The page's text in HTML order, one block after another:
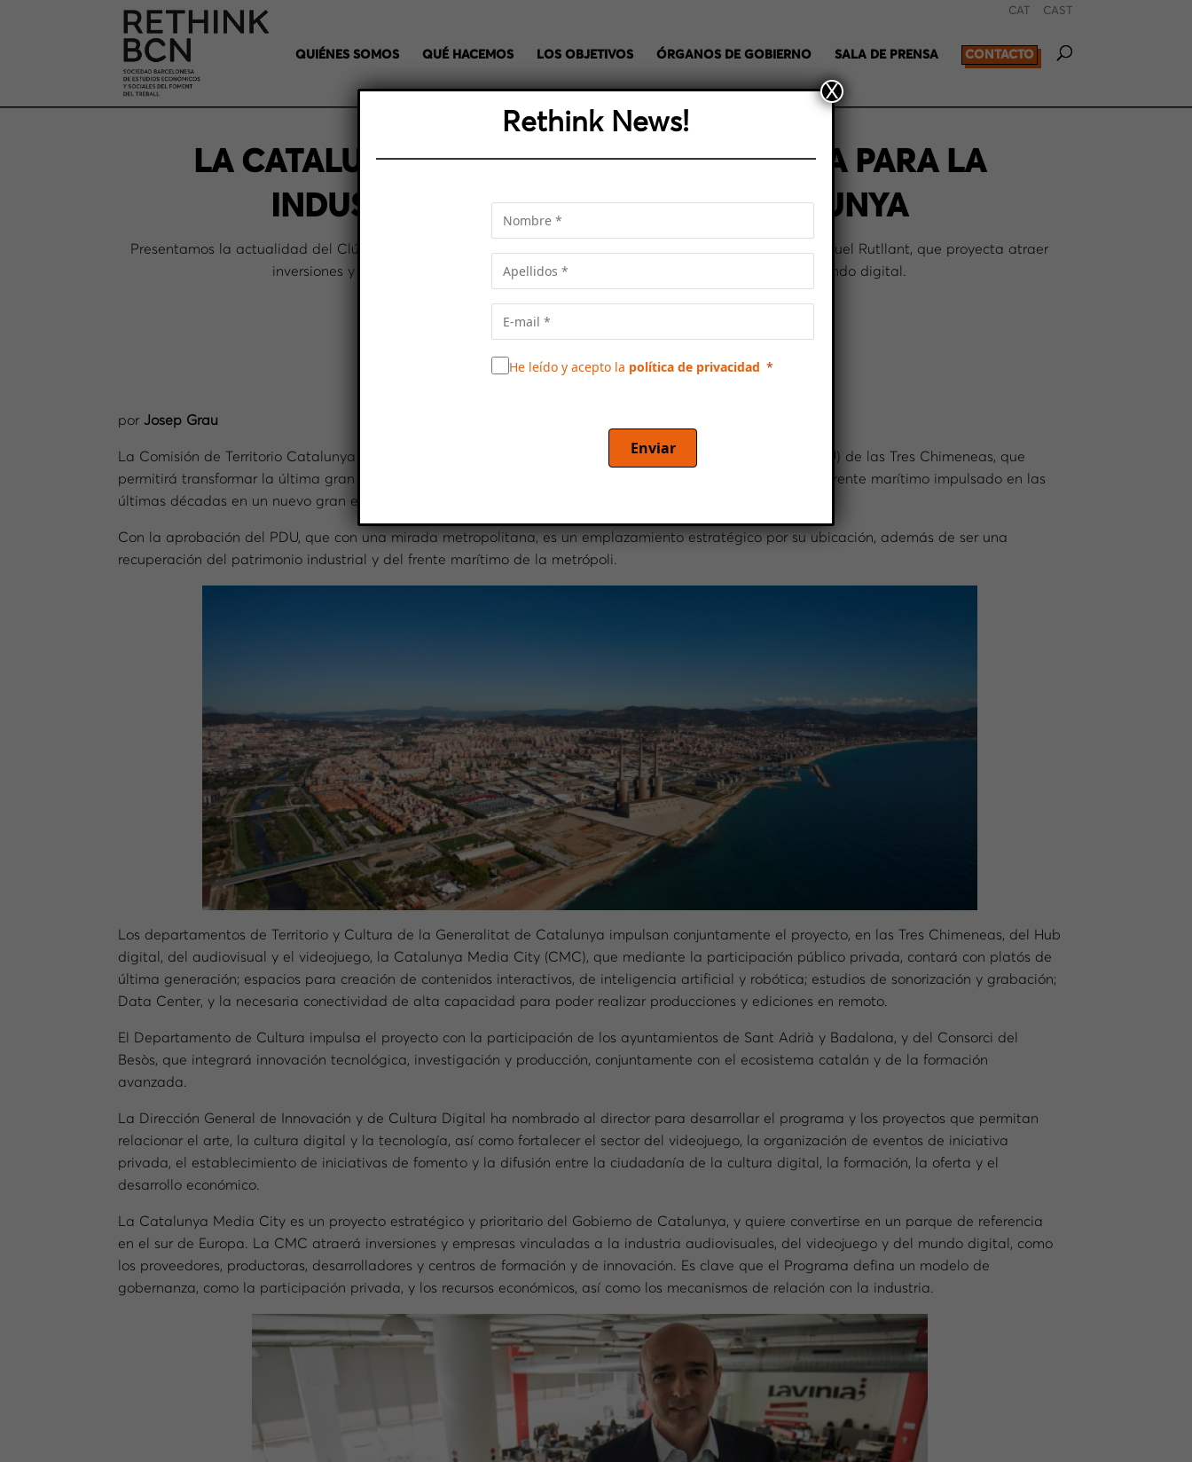
CAT CAST
QUIÉNES SOMOS QUÉ HACEMOS LOS OBJETIVOS ÓRGANOS DE GOBIERNO SALA DE PRENSA CONTACTO
LA CATALUNYA MEDIA CITY, ESTRATÉGICA PARA LA
INDUSTRIA AUDIOVISUAL DE CATALUNYA
Presentamos la actualidad del Clúster Audiovisual de Cataluña mediante una entrevista a su director, Miquel Rutllant, que proyecta atraer
inversiones y empresas vinculadas a la industria audiovisual, del videojuego y del mundo digital.
por Josep Grau
La Comisión de Territorio Catalunya dio, hace un mes, el último visto bueno al Plan Director Urbanístico (PDU) de las Tres Chimeneas, que
permitirá transformar la última gran zona estratégica del litoral metropolitano, mejorando y reordenando el frente marítimo impulsado en las
últimas décadas en un nuevo gran espacio con usos diversos y dominado por el espacio público.
Con la aprobación del PDU, que con una mirada metropolitana, es un emplazamiento estratégico por su ubicación, además de ser una
recuperación del patrimonio industrial y del frente marítimo de la metrópoli.
Los departamentos de Territorio y Cultura de la Generalitat de Catalunya impulsan conjuntamente el proyecto, en las Tres Chimeneas, del Hub
digital, del audiovisual y el videojuego, la Catalunya Media City (CMC), que mediante la participación público privada, contará con platós de
última generación; espacios para creación de contenidos interactivos, de inteligencia artificial y robótica; estudios de sonorización y grabación;
Data Center, y la necesaria conectividad de alta capacidad para poder realizar producciones y ediciones en remoto.
El Departamento de Cultura impulsa el proyecto con la participación de los ayuntamientos de Sant Adrià y Badalona, y del Consorci del
Besòs, que integrará innovación tecnológica, investigación y producción, conjuntamente con el ecosistema catalán y de la formación
avanzada.
La Dirección General de Innovación y de Cultura Digital ha nombrado al director para desarrollar el programa y los proyectos que permitan
relacionar el arte, la cultura digital y la tecnología, así como fortalecer el sector del videojuego, la organización de eventos de iniciativa
privada, el establecimiento de iniciativas de fomento y la difusión entre la ciudadanía de la cultura digital, la formación, la oferta y el
desarrollo económico.
La Catalunya Media City es un proyecto estratégico y prioritario del Gobierno de Catalunya, y quiere convertirse en un parque de referencia
en el sur de Europa. La CMC atraerá inversiones y empresas vinculadas a la industria audiovisuales, del videojuego y del mundo digital, como
los proveedores, productoras, desarrolladores y centros de formación y de innovación. Es clave que el Programa defina un modelo de
gobernanza, como la participación privada, y los recursos económicos, así como los mecanismos de relación con la industria.
Rethink News!
He leído y acepto la política de privacidad
Enviar
X